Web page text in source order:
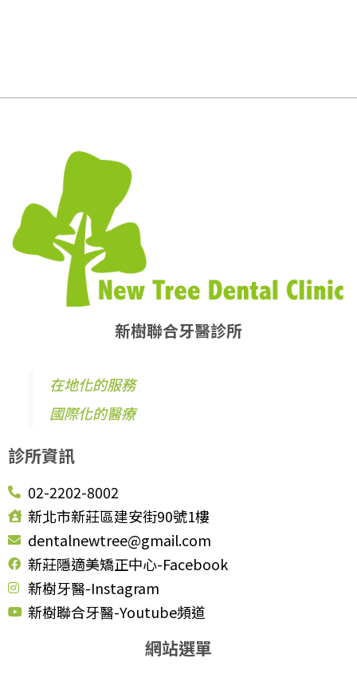
新樹聯合牙醫診所
在地化的服務
國際化的醫療
診所資訊
02-2202-8002
新北市新莊區建安街90號1樓
dentalnewtree@gmail.com
新莊隱適美矯正中心-Facebook
新樹牙醫-Instagram
新樹聯合牙醫-Youtube頻道
網站選單